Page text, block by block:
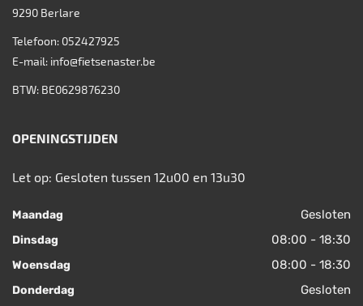
9290 Berlare
Telefoon: 052427925
E-mail: info@fietsenaster.be
BTW: BE0629876230
OPENINGSTIJDEN
Let op: Gesloten tussen 12u00 en 13u30
Maandag Gesloten
Dinsdag 08:00 - 18:30
Woensdag 08:00 - 18:30
Donderdag Gesloten